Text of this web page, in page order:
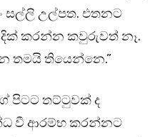
සල්ලි උල්පත. එතනට
කරන්න කවුරුවත් නෑ.
තමයි තියෙන්නෙ.”
පිටට තට්ටුවක් ද
වී ආරම්භ කරන්නට